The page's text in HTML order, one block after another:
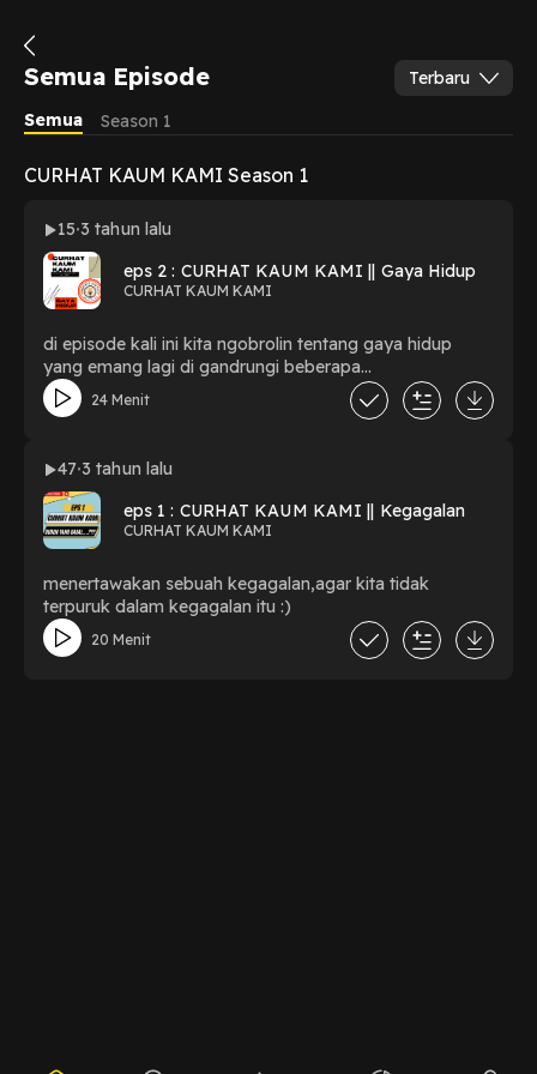
Semua Episode
Terbaru
Semua
Season 1
CURHAT KAUM KAMI Season 1
15 3 tahun lalu
eps 2 : CURHAT KAUM KAMI || Gaya Hidup
CURHAT KAUM KAMI
di episode kali ini kita ngobrolin tentang gaya hidup
yang emang lagi di gandrungi beberapa
orang,&pastinya seru dahhhhhh
24 Menit
47 3 tahun lalu
eps 1 : CURHAT KAUM KAMI || Kegagalan
CURHAT KAUM KAMI
menertawakan sebuah kegagalan,agar kita tidak
terpuruk dalam kegagalan itu :)
20 Menit